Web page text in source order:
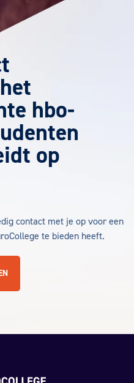
hbo-
op
contact met je op voor een
te bieden heeft.